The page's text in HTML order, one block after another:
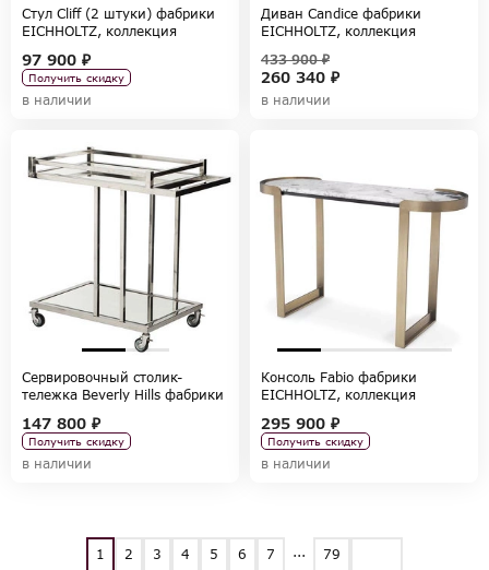
Стул Cliff (2 штуки) фабрики
EICHHOLTZ, коллекция
97 900 ₽
Получить скидку
в наличии
Диван Candice фабрики
EICHHOLTZ, коллекция
260 340 ₽
433 900 ₽
в наличии
Сервировочный столик-
тележка Beverly Hills фабрики
TABLES AND DESKS
147 800 ₽
Получить скидку
в наличии
Консоль Fabio фабрики
EICHHOLTZ, коллекция
295 900 ₽
Получить скидку
в наличии
1 2 3 4 5 6 7 ... 79